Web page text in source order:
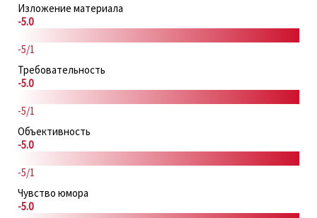
Изложение материала
-5.0
-5/1
Требовательность
-5.0
-5/1
Объективность
-5.0
-5/1
Чувство юмора
-5.0